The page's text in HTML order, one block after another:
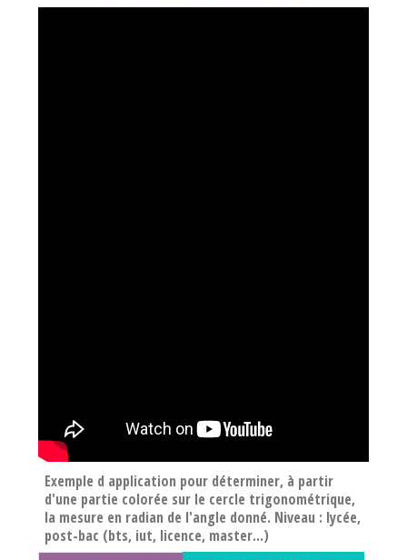
Exemple d application pour déterminer, à partir
d'une partie colorée sur le cercle trigonométrique,
la mesure en radian de l'angle donné. Niveau : lycée,
post-bac (bts, iut, licence, master...)